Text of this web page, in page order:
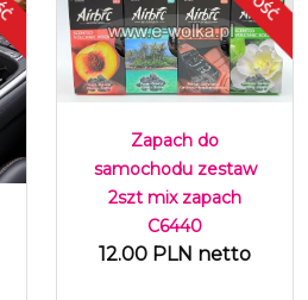
Zapach do
samochodu zestaw
2szt mix zapach
C6440
12.00 PLN netto